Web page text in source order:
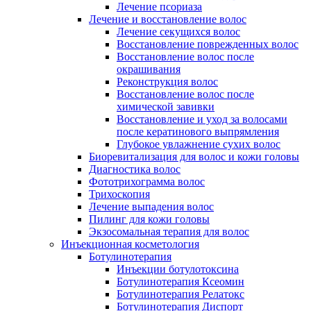
Лечение псориаза
Лечение и восстановление волос
Лечение секущихся волос
Восстановление поврежденных волос
Восстановление волос после
окрашивания
Реконструкция волос
Восстановление волос после
химической завивки
Восстановление и уход за волосами
после кератинового выпрямления
Глубокое увлажнение сухих волос
Биоревитализация для волос и кожи головы
Диагностика волос
Фототрихограмма волос
Трихоскопия
Лечение выпадения волос
Пилинг для кожи головы
Экзосомальная терапия для волос
Инъекционная косметология
Ботулинотерапия
Инъекции ботулотоксина
Ботулинотерапия Ксеомин
Ботулинотерапия Релатокс
Ботулинотерапия Диспорт